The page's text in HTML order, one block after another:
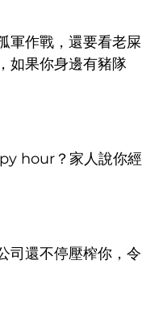
軍作戰，還要看老屎
如果你身邊有豬隊
hour？家人說你經
司還不停壓榨你，令